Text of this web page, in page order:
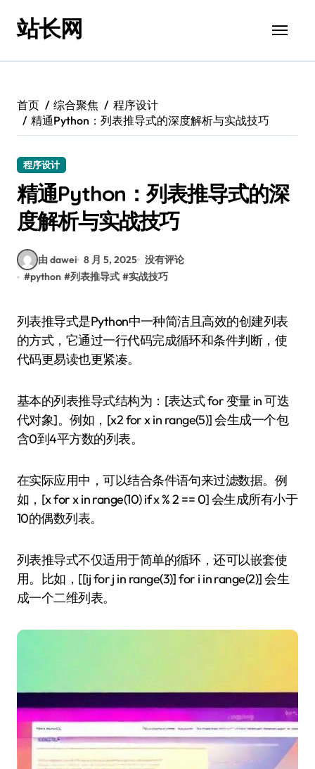
站长网
首页 综合聚焦
程序设计
精通Python：列表推导式的深度解析与实战技巧
程序设计
精通Python：列表推导式的深
度解析与实战技巧
由 dawei 8 月 5, 2025 没有评论
#python #列表推导式 #实战技巧
列表推导式是Python中一种简洁且高效的创建列表
的方式，它通过一行代码完成循环和条件判断，使
代码更易读也更紧凑。
基本的列表推导式结构为：[表达式 for 变量 in 可迭
代对象]。例如，[x2 for x in range(5)] 会生成一个包
含0到4平方数的列表。
在实际应用中，可以结合条件语句来过滤数据。例
如，[x for x in range(10) if x % 2 == 0] 会生成所有小于
10的偶数列表。
列表推导式不仅适用于简单的循环，还可以嵌套使
用。比如，[[ij for j in range(3)] for i in range(2)] 会生
成一个二维列表。